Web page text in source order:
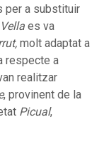
per a substituir
es va
molt adaptat a
respecte a
realitzar
, provinent de la
Picual,